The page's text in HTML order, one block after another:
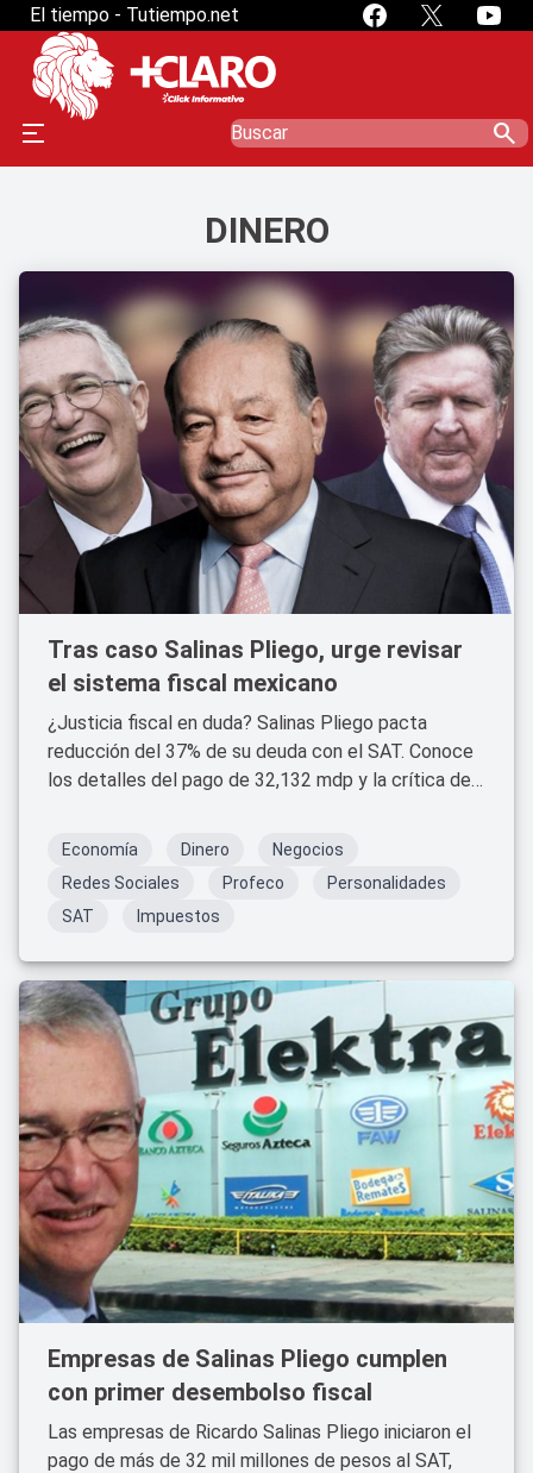
El tiempo - Tutiempo.net
search
DINERO
Tras caso Salinas Pliego, urge revisar
el sistema fiscal mexicano
¿Justicia fiscal en duda? Salinas Pliego pacta
reducción del 37% de su deuda con el SAT. Conoce
los detalles del pago de 32,132 mdp y la crítica de
Economía Dinero
Negocios
Redes Sociales
Profeco
Personalidades
SAT
Impuestos
Empresas de Salinas Pliego cumplen
con primer desembolso fiscal
Las empresas de Ricardo Salinas Pliego iniciaron el
pago de más de 32 mil millones de pesos al SAT,